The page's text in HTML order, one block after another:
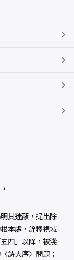
其迷蔽，提出除
本處，詮釋視域
四」以降，被淺
詩大序〉問題；